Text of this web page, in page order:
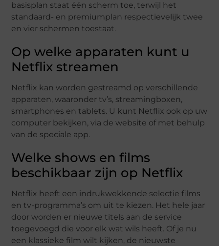
basisplan staat één scherm toe, terwijl het
standaard- en premiumplan respectievelijk twee
en vier schermen toestaat.
Op welke apparaten kunt u
Netflix streamen
Netflix kan worden gestreamd op verschillende
apparaten, waaronder tv’s, streamingboxen,
smartphones en tablets. U kunt Netflix ook op uw
computer bekijken, via de website of met behulp
van de speciale app.
Welke shows en films
beschikbaar zijn op Netflix
Netflix heeft een indrukwekkende selectie films
en tv-programma’s om uit te kiezen. Het hele jaar
door worden er nieuwe titels aan de service
toegevoegd die voor elk wat wils heeft. Of je nu
een klassieke film wilt kijken, de nieuwste